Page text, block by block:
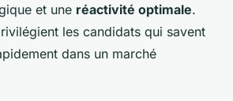
et une réactivité optimale.
les candidats qui savent
dans un marché